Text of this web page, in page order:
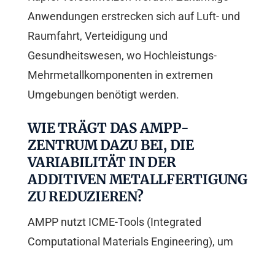
Anwendungen erstrecken sich auf Luft- und
Raumfahrt, Verteidigung und
Gesundheitswesen, wo Hochleistungs-
Mehrmetallkomponenten in extremen
Umgebungen benötigt werden.
WIE TRÄGT DAS AMPP-
ZENTRUM DAZU BEI, DIE
VARIABILITÄT IN DER
ADDITIVEN METALLFERTIGUNG
ZU REDUZIEREN?
AMPP nutzt ICME-Tools (Integrated
Computational Materials Engineering), um